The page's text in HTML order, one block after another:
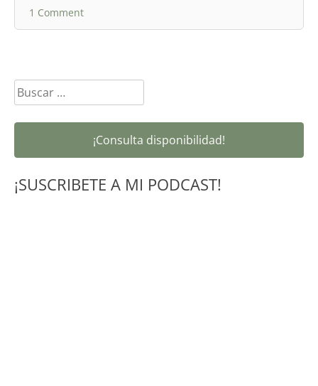
1 Comment
Buscar:
¡Consulta disponibilidad!
¡SUSCRIBETE A MI PODCAST!